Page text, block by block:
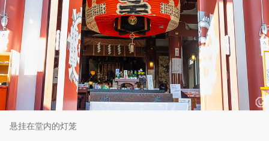
悬挂在堂内的灯笼